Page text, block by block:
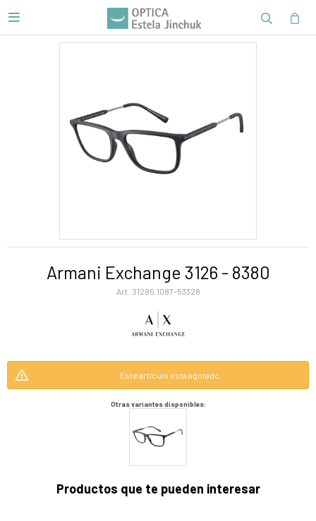

Armani Exchange 3126 - 8380
31285.1087-53328
Este artículo está agotado.
Otras variantes disponibles:
Productos que te pueden interesar